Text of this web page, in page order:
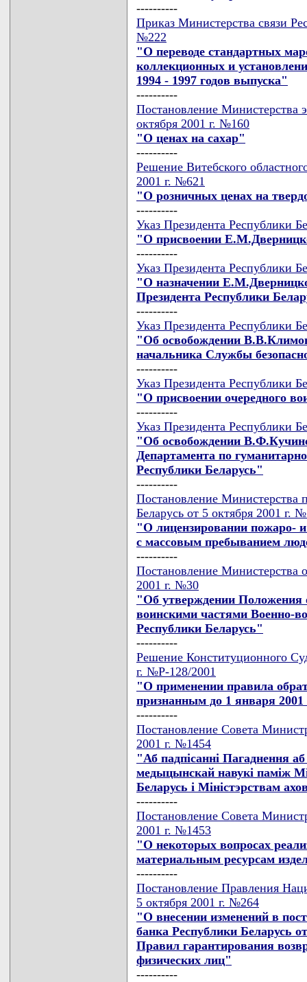
----------
Приказ Министерства связи
№222
"О переводе стандартных
коллекционных и
1994 - 1997 годов выпуска"
----------
Постановление Министерства
октября 2001 г. №160
"О ценах на сахар"
----------
Решение Витебского
2001 г. №621
"О розничных ценах на
----------
Указ Президента Республики
"О присвоении
----------
Указ Президента Республики
"О назначении
Президента Республики
----------
Указ Президента Республики
"Об освобождении
начальника Службы
----------
Указ Президента Республики
"О присвоении очередного
----------
Указ Президента Республики
"Об освобождении
Департамента по
Республики Беларусь"
----------
Постановление Министерства
Беларусь от 5 октября 2001 г.
"О лицензировании пожаро-
с массовым пребыванием
----------
Постановление Министерства
2001 г. №30
"Об утверждении Положения
воинскими частями Военно-
Республики Беларусь"
----------
Решение Конституционного
г. №Р-128/2001
"О применении правила
признанным до 1 января
----------
Постановление Совета
2001 г. №1454
"Аб падпiсаннi Пагаднення
медыцынскай навукi памiж
Беларусь i Мiнiстэрствам
----------
Постановление Совета
2001 г. №1453
"О некоторых вопросах
материальным ресурсам
----------
Постановление Правления
5 октября 2001 г. №264
"О внесении изменений в
банка Республики Беларусь
Правил гарантирования
физических лиц"
----------